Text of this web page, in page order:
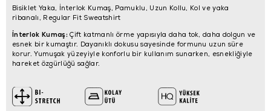
Bisiklet Yaka, İnterlok Kumaş, Pamuklu, Uzun Kollu, Kol ve yaka
ribanalı, Regular Fit Sweatshirt
İnterlok Kumaş:Çift katmanlı örme yapısıyla daha tok, daha dolgun ve
esnek bir kumaştır. Dayanıklı dokusu sayesinde formunu uzun süre
korur. Yumuşak yüzeyiyle konforlu bir kullanım sunarken, esnekliğiyle
hareket özgürlüğü sağlar.